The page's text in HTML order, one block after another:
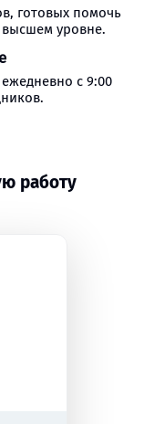
готовых помочь
уровне.
с 9:00
работу